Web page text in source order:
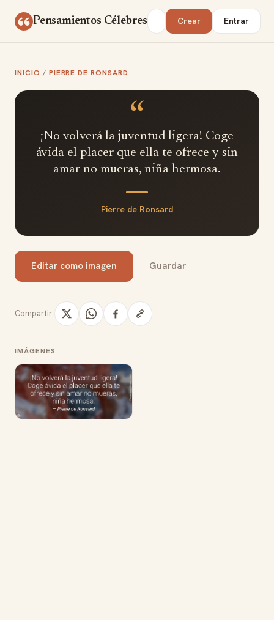
Pensamientos Célebres Buscar Crear Entrar
INICIO / PIERRE DE RONSARD
“
¡No volverá la juventud ligera! Coge
ávida el placer que ella te ofrece y sin
amar no mueras, niña hermosa.
Pierre de Ronsard
Editar como imagen Guardar
Compartir
IMÁGENES